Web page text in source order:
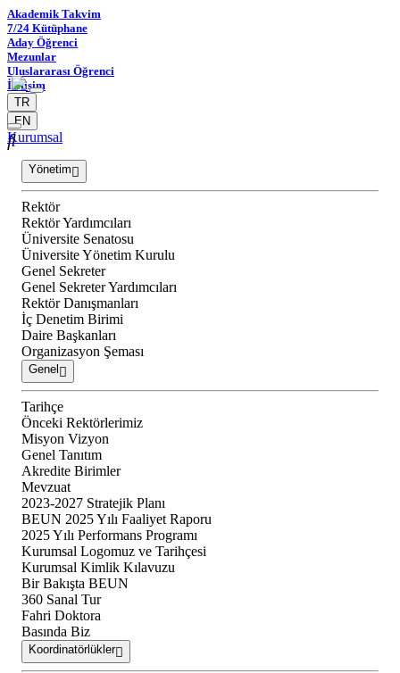
Akademik Takvim
7/24 Kütüphane
Aday Öğrenci
Mezunlar
Uluslararası Öğrenci
İletişim
TR
EN
Kurumsal
Yönetim
Rektör
Rektör Yardımcıları
Üniversite Senatosu
Üniversite Yönetim Kurulu
Genel Sekreter
Genel Sekreter Yardımcıları
Rektör Danışmanları
İç Denetim Birimi
Daire Başkanları
Organizasyon Şeması
Genel
Tarihçe
Önceki Rektörlerimiz
Misyon Vizyon
Genel Tanıtım
Akredite Birimler
Mevzuat
2023-2027 Stratejik Planı
BEUN 2025 Yılı Faaliyet Raporu
2025 Yılı Performans Programı
Kurumsal Logomuz ve Tarihçesi
Kurumsal Kimlik Kılavuzu
Bir Bakışta BEUN
360 Sanal Tur
Fahri Doktora
Basında Biz
Koordinatörlükler